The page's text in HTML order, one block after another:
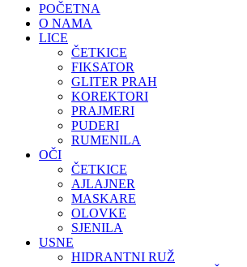
POČETNA
O NAMA
LICE
ČETKICE
FIKSATOR
GLITER PRAH
KOREKTORI
PRAJMERI
PUDERI
RUMENILA
OČI
ČETKICE
AJLAJNER
MASKARE
OLOVKE
SJENILA
USNE
HIDRANTNI RUŽ